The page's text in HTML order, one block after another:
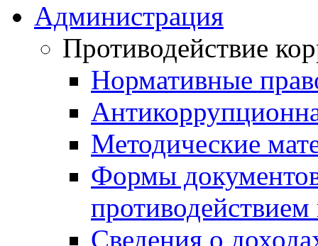
Администрация
Противодействие
Нормативные
Методические
Формы
Сведения о